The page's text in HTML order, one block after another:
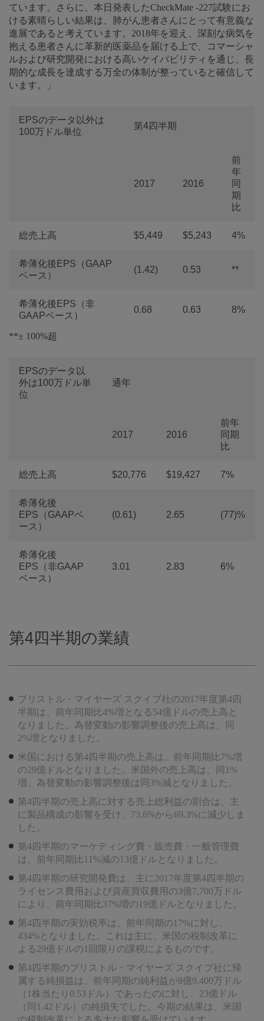
ています。さらに、本日発表したCheckMate -227試験にお
ける素晴らしい結果は、肺がん患者さんにとって有意義な
進展であると考えています。2018年を迎え、深刻な病気を
抱える患者さんに革新的医薬品を届ける上で、コマーシャ
ルおよび研究開発における高いケイパビリティを通じ、長
期的な成長を達成する万全の体制が整っていると確信して
います。」
EPSのデータ以外は
100万ドル単位
第4四半期
2017 2016
前
年
同
期
比
総売上高 $5,449 $5,243 4%
希薄化後EPS（GAAP
ベース）
(1.42) 0.53 **
希薄化後EPS（非
GAAPベース）
0.68 0.63 8%
**± 100%超
EPSのデータ以
外は100万ドル単
位
通年
2017 2016
前年
同期
比
総売上高 $20,776 $19,427 7%
希薄化後
EPS（GAAPベ
ース）
(0.61) 2.65 (77)%
希薄化後
EPS（非GAAP
ベース）
3.01 2.83 6%
第4四半期の業績
ブリストル・マイヤーズ スクイブ社の2017年度第4四
半期は、前年同期比4%増となる54億ドルの売上高と
なりました。為替変動の影響調整後の売上高は、同
2%増となりました。
米国における第4四半期の売上高は、前年同期比7%増
の29億ドルとなりました。米国外の売上高は、同1%
増、為替変動の影響調整後は同3%減となりました。
第4四半期の売上高に対する売上総利益の割合は、主
に製品構成の影響を受け、73.6%から69.3%に減少しま
した。
第4四半期のマーケティング費・販売費・一般管理費
は、前年同期比11%減の13億ドルとなりました。
第4四半期の研究開発費は、主に2017年度第4四半期の
ライセンス費用および資産買収費用の3億7,700万ドル
により、前年同期比37%増の19億ドルとなりました。
第4四半期の実効税率は、前年同期の17%に対し、
434%となりました。これは主に、米国の税制改革に
よる29億ドルの1回限りの課税によるものです。
第4四半期のブリストル・マイヤーズ スクイブ社に帰
属する純損益は、前年同期の純利益が8億9,400万ドル
（1株当たり0.53ドル）であったのに対し、23億ドル
（同1.42ドル）の純損失でした。今期の結果は、米国